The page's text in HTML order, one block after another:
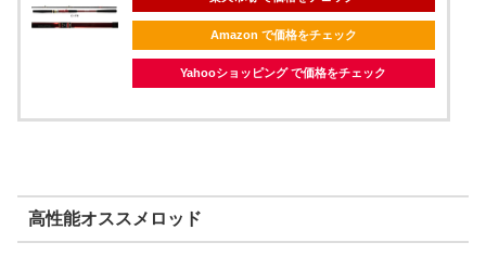
Amazon で価格をチェック
Yahooショッピング で価格をチェック
高性能オススメロッド